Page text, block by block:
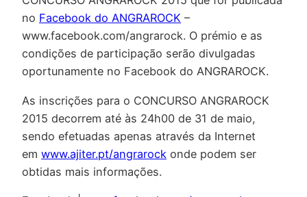
no Facebook do ANGRAROCK –
www.facebook.com/angrarock. O prémio e as
condições de participação serão divulgadas
oportunamente no Facebook do ANGRAROCK.
As inscrições para o CONCURSO ANGRAROCK
2015 decorrem até às 24h00 de 31 de maio,
sendo efetuadas apenas através da Internet
em www.ajiter.pt/angrarock onde podem ser
obtidas mais informações.